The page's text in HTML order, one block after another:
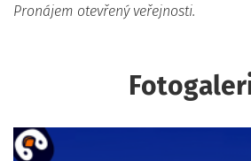
Pronájem otevřený veřejnosti.